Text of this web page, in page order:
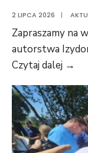
2 LIPCA 2026 |
Zapraszamy na
autorstwa
Czytaj dalej →